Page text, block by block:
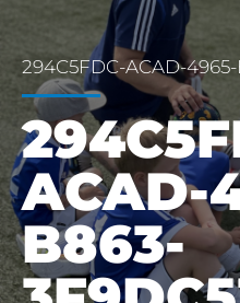
294C5FDC-ACAD-
ACAD-
B863-